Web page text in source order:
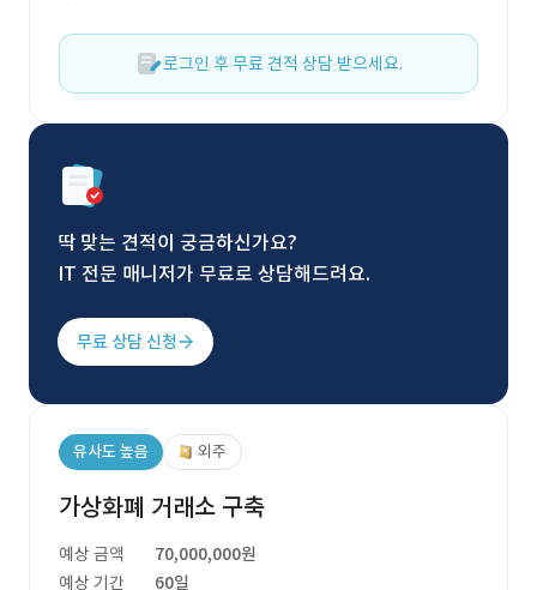
로그인 후 무료 견적 상담 받으세요.
딱 맞는 견적이 궁금하신가요?
IT 전문 매니저가 무료로 상담해드려요.
무료 상담 신청
유사도 높음 외주
가상화폐 거래소 구축
예상 금액
70,000,000원
예상 기간
60일